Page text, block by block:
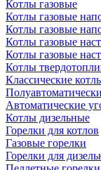
Котлы газовые
Котлы газовые
Котлы газовые
Котлы газовые
Котлы газовые
Котлы
Классические
Автоматические
Котлы дизельные
Горелки для котлов
Газовые горелки
Горелки для